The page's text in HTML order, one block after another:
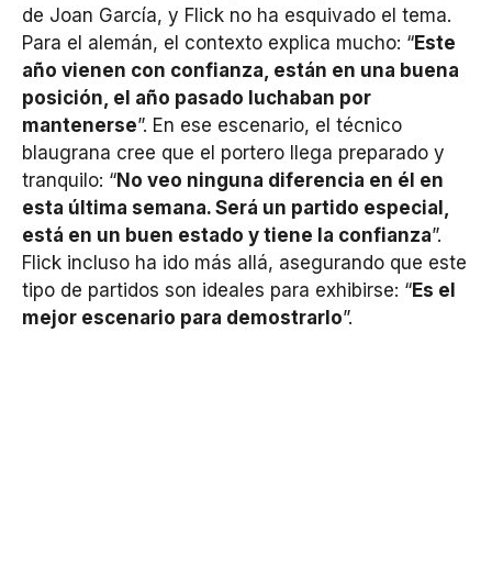
de Joan García, y Flick no ha esquivado el tema.
Para el alemán, el contexto explica mucho: “Este
año vienen con confianza, están en una buena
posición, el año pasado luchaban por
mantenerse”. En ese escenario, el técnico
blaugrana cree que el portero llega preparado y
tranquilo: “No veo ninguna diferencia en él en
esta última semana. Será un partido especial,
está en un buen estado y tiene la confianza”.
Flick incluso ha ido más allá, asegurando que este
tipo de partidos son ideales para exhibirse: “Es el
mejor escenario para demostrarlo”.